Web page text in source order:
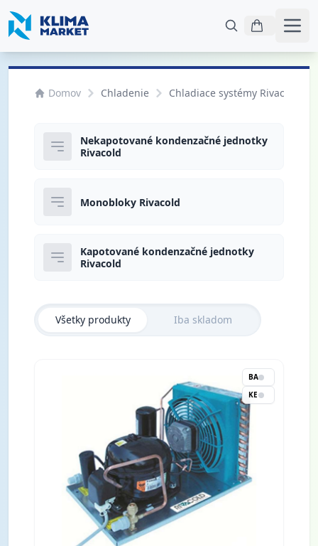
Domov Chladenie Chladiace systémy Rivacold
Nekapotované kondenzačné jednotky
Rivacold
Monobloky Rivacold
Kapotované kondenzačné jednotky
Rivacold
Všetky produkty Iba skladom
BA
KE